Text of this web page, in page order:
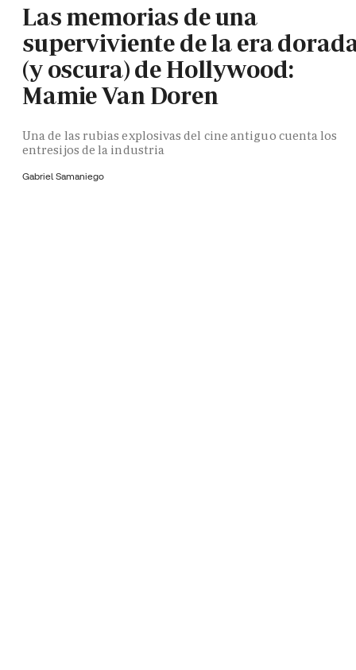
Las memorias de una
superviviente de la era
(y oscura) de Hollywood:
Mamie Van Doren
Una de las rubias explosivas del cine antiguo cuenta los
entresijos de la industria
Gabriel Samaniego